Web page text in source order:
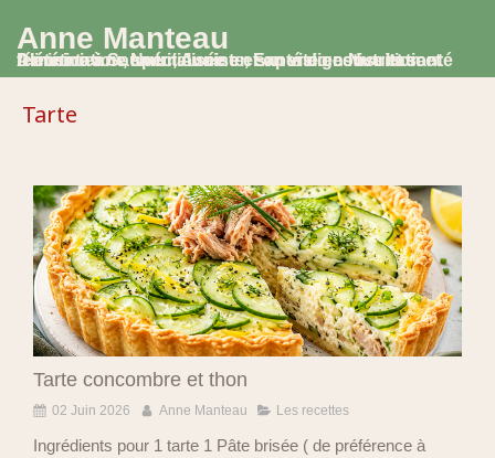
Anne Manteau
Diététicienne Nutritionniste, Experte en Nutrition et Alimentation, spécialisée en santé digestive et santé féminine à Saumur, Avoine et en visio consultation
Tarte
Tarte concombre et thon
02 Juin 2026 Anne Manteau Les recettes
Ingrédients pour 1 tarte 1 Pâte brisée ( de préférence à